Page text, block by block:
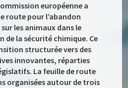
européenne a
route pour l’abandon
les animaux dans le
de la sécurité chimique. Ce
structurée vers des
innovantes, réparties
La feuille de route
organisées autour de trois